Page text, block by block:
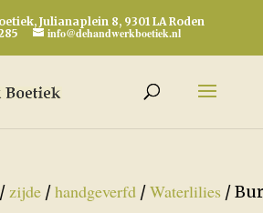
Julianaplein 8, 9301 LA Roden
info@dehandwerkboetiek.nl
zijde/handgeverfd/Waterlilies /